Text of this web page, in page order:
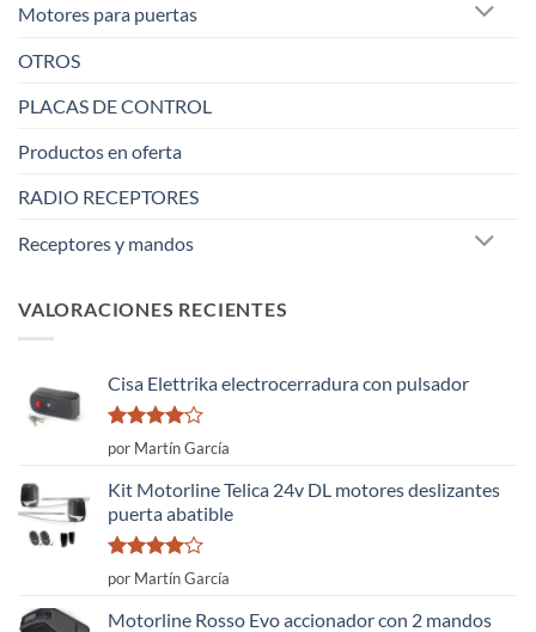
Motores para puertas
OTROS
PLACAS DE CONTROL
Productos en oferta
RADIO RECEPTORES
Receptores y mandos
VALORACIONES RECIENTES
Cisa Elettrika electrocerradura con pulsador
Valorado
con
5
por Martín García
Kit Motorline Telica 24v DL motores deslizantes
puerta abatible
Valorado
con
5
por Martín García
Motorline Rosso Evo accionador con 2 mandos